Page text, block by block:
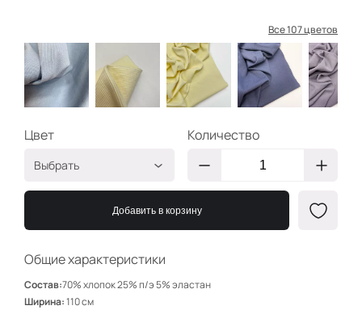
Общие характеристики
Состав:70% хлопок 25% п/э 5% эластан
Ширина:110 см
Все 107 цветов
Цвет
Выбрать
Пыльно-голубой
НЩ033
НЩ167
Пыльно-голубой
Сероголубой
Количество
Добавить в корзину